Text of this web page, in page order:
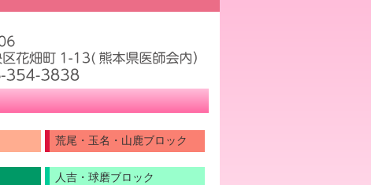
荒尾・玉名・山鹿ブロック
人吉・球磨ブロック